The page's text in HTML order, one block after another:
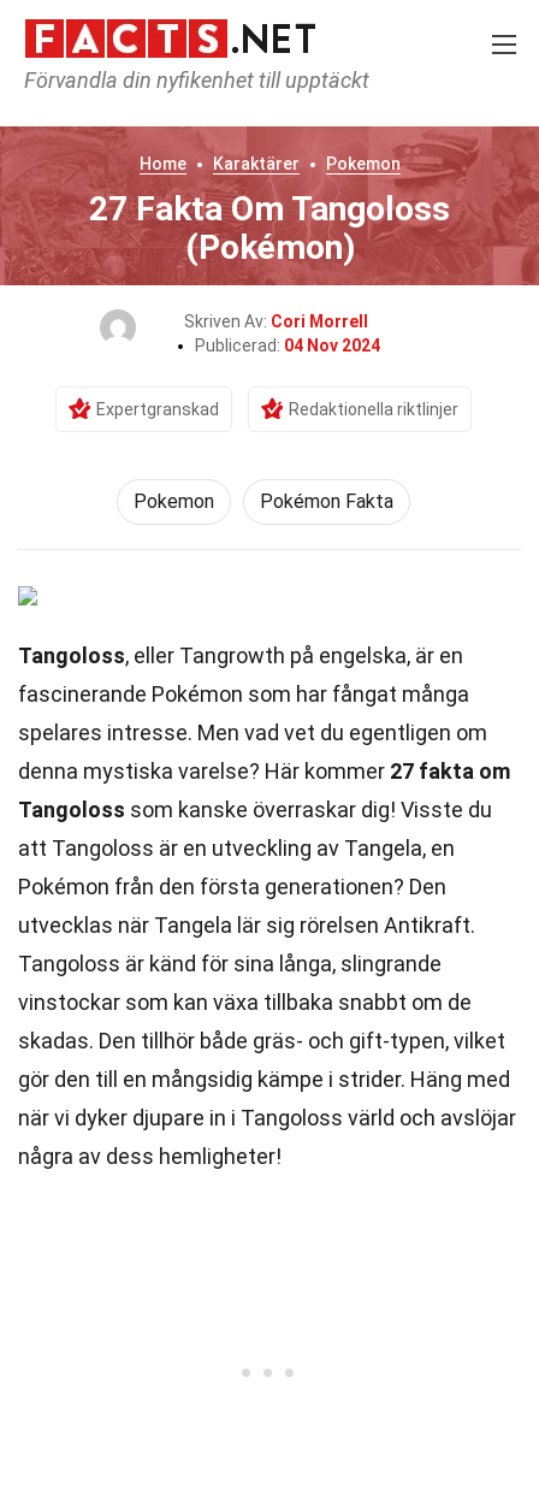
Förvandla din nyfikenhet till upptäckt
Home Karaktärer Pokemon
27 Fakta Om Tangoloss
(Pokémon)
Skriven Av: Cori Morrell
Publicerad: 04 Nov 2024
Expertgranskad Redaktionella riktlinjer
Pokemon Pokémon Fakta
Tangoloss, eller Tangrowth på engelska, är en
fascinerande Pokémon som har fångat många
spelares intresse. Men vad vet du egentligen om
denna mystiska varelse? Här kommer 27 fakta om
Tangoloss som kanske överraskar dig! Visste du
att Tangoloss är en utveckling av Tangela, en
Pokémon från den första generationen? Den
utvecklas när Tangela lär sig rörelsen Antikraft.
Tangoloss är känd för sina långa, slingrande
vinstockar som kan växa tillbaka snabbt om de
skadas. Den tillhör både gräs- och gift-typen, vilket
gör den till en mångsidig kämpe i strider. Häng med
när vi dyker djupare in i Tangoloss värld och avslöjar
några av dess hemligheter!